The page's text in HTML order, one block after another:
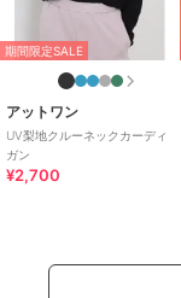
特徴
期間限定SALE
アットワン
UV梨地クルーネックカーディ
ガン
¥2,700